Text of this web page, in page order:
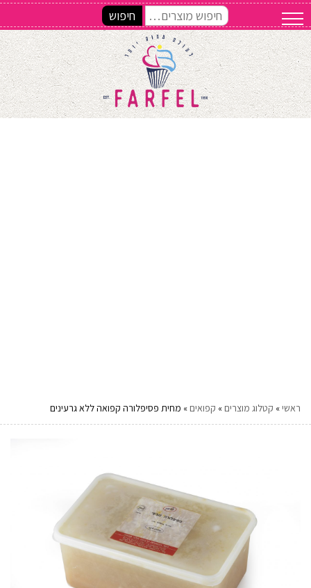
חיפוש
ראשי» קטלוג מוצרים » קפואים » מחית פסיפלורה קפואה ללא גרעינים